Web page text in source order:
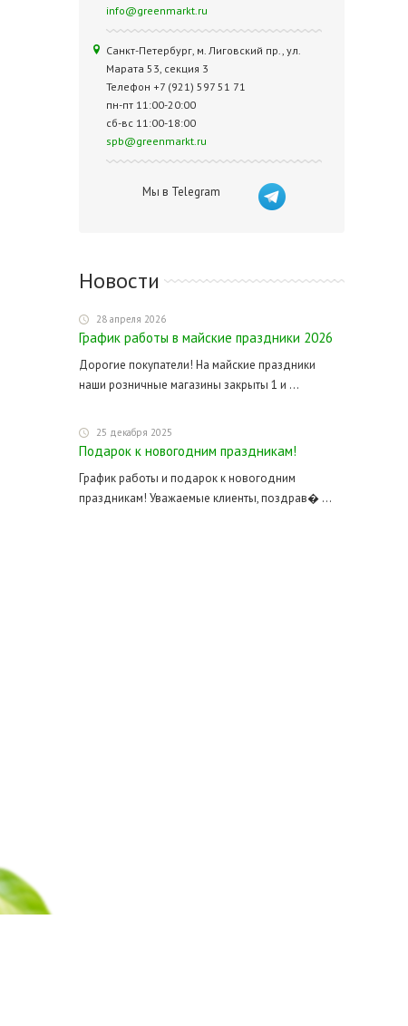
info@greenmarkt.ru
Санкт-Петербург, м. Лиговский пр., ул.
Марата 53, секция 3
Телефон +7 (921) 597 51 71
пн-пт 11:00-20:00
сб-вс 11:00-18:00
spb@greenmarkt.ru
Мы в Telegram
Новости
28 апреля 2026
График работы в майские праздники 2026
Дорогие покупатели! На майские праздники
наши розничные магазины закрыты 1 и ...
25 декабря 2025
Подарок к новогодним праздникам!
График работы и подарок к новогодним
праздникам! Уважаемые клиенты, поздрав� ...